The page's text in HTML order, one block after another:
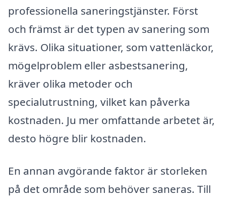
professionella saneringstjänster. Först
och främst är det typen av sanering som
krävs. Olika situationer, som vattenläckor,
mögelproblem eller asbestsanering,
kräver olika metoder och
specialutrustning, vilket kan påverka
kostnaden. Ju mer omfattande arbetet är,
desto högre blir kostnaden.
En annan avgörande faktor är storleken
på det område som behöver saneras. Till